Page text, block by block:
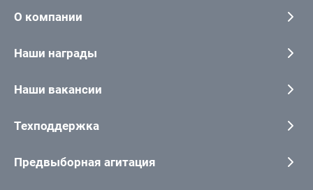
О компании
Наши награды
Наши вакансии
Техподдержка
Предвыборная агитация